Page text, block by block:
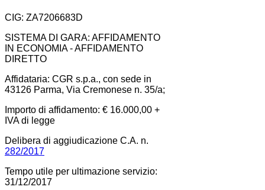
CIG: ZA7206683D
SISTEMA DI GARA: AFFIDAMENTO
IN ECONOMIA - AFFIDAMENTO
DIRETTO
Affidataria: CGR s.p.a., con sede in
43126 Parma, Via Cremonese n. 35/a;
Importo di affidamento: € 16.000,00 +
IVA di legge
Delibera di aggiudicazione C.A. n.
282/2017
Tempo utile per ultimazione servizio:
31/12/2017